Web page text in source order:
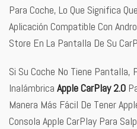
Para Coche, Lo Que Significa
Aplicación Compatible Con
Store En La Pantalla De Su
Si Su Coche No Tiene Pantalla,
Inalámbrica Apple CarPlay 2.0
Manera Más Fácil De Tener
Consola Apple CarPlay Para